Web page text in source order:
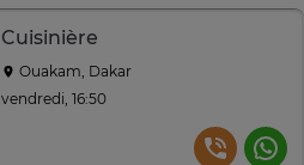
Cuisinière
Ouakam, Dakar
vendredi, 16:50